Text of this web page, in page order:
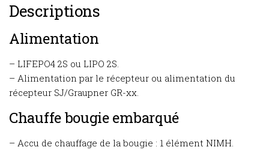
Descriptions
Alimentation
– LIFEPO4 2S ou LIPO 2S.
– Alimentation par le récepteur ou alimentation du
récepteur SJ/Graupner GR-xx.
Chauffe bougie embarqué
– Accu de chauffage de la bougie : 1 élément NIMH.